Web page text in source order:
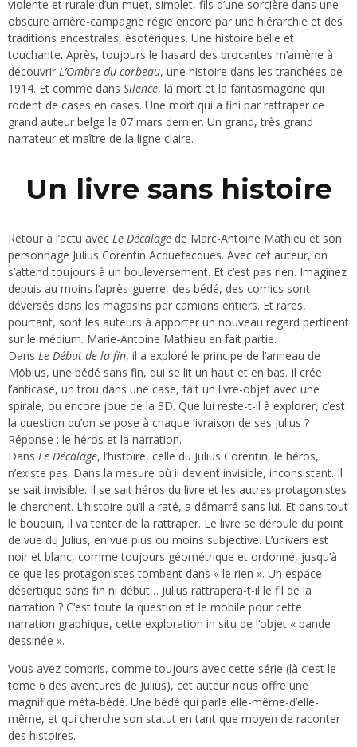
violente et rurale d’un muet, simplet, fils d’une sorcière dans une
obscure arrière-campagne régie encore par une hiérarchie et des
traditions ancestrales, ésotériques. Une histoire belle et
touchante. Après, toujours le hasard des brocantes m’amène à
découvrir L’Ombre du corbeau, une histoire dans les tranchées de
1914. Et comme dans Silence, la mort et la fantasmagorie qui
rodent de cases en cases. Une mort qui a fini par rattraper ce
grand auteur belge le 07 mars dernier. Un grand, très grand
narrateur et maître de la ligne claire.
Un livre sans histoire
Retour à l’actu avec Le Décalage de Marc-Antoine Mathieu et son
personnage Julius Corentin Acquefacques. Avec cet auteur, on
s’attend toujours à un bouleversement. Et c’est pas rien. Imaginez
depuis au moins l’après-guerre, des bédé, des comics sont
déversés dans les magasins par camions entiers. Et rares,
pourtant, sont les auteurs à apporter un nouveau regard pertinent
sur le médium. Marie-Antoine Mathieu en fait partie.
Dans Le Début de la fin, il a exploré le principe de l’anneau de
Möbius, une bédé sans fin, qui se lit un haut et en bas. Il crée
l’anticase, un trou dans une case, fait un livre-objet avec une
spirale, ou encore joue de la 3D. Que lui reste-t-il à explorer, c’est
la question qu’on se pose à chaque livraison de ses Julius ?
Réponse : le héros et la narration.
Dans Le Décalage, l’histoire, celle du Julius Corentin, le héros,
n’existe pas. Dans la mesure où il devient invisible, inconsistant. Il
se sait invisible. Il se sait héros du livre et les autres protagonistes
le cherchent. L’histoire qu’il a raté, a démarré sans lui. Et dans tout
le bouquin, il va tenter de la rattraper. Le livre se déroule du point
de vue du Julius, en vue plus ou moins subjective. L’univers est
noir et blanc, comme toujours géométrique et ordonné, jusqu’à
ce que les protagonistes tombent dans « le rien ». Un espace
désertique sans fin ni début… Julius rattrapera-t-il le fil de la
narration ? C’est toute la question et le mobile pour cette
narration graphique, cette exploration in situ de l’objet « bande
dessinée ».
Vous avez compris, comme toujours avec cette série (là c’est le
tome 6 des aventures de Julius), cet auteur nous offre une
magnifique méta-bédé. Une bédé qui parle elle-même-d’elle-
même, et qui cherche son statut en tant que moyen de raconter
des histoires.